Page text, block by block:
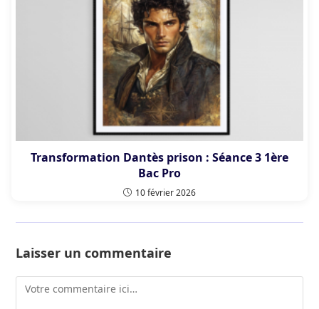
Transformation Dantès prison : Séance 3 1ère
Bac Pro
10 février 2026
Laisser un commentaire
Comment